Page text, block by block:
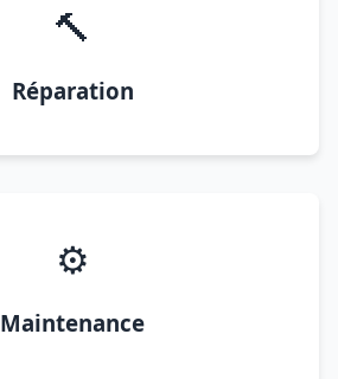
🔨
Réparation
⚙️
Maintenance